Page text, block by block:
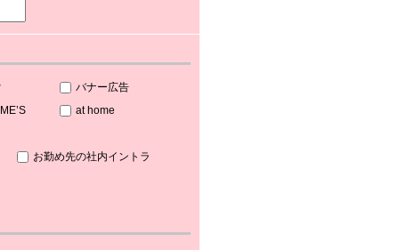
バナー広告
at home
お勤め先の社内イントラ